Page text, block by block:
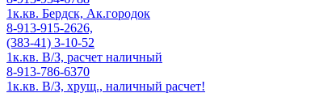
1к.кв. Бердск, Ак.городок
8-913-915-2626,
(383-41) 3-10-52
1к.кв. В/З, расчет наличный
8-913-786-6370
1к.кв. В/З, хрущ., наличный расчет!